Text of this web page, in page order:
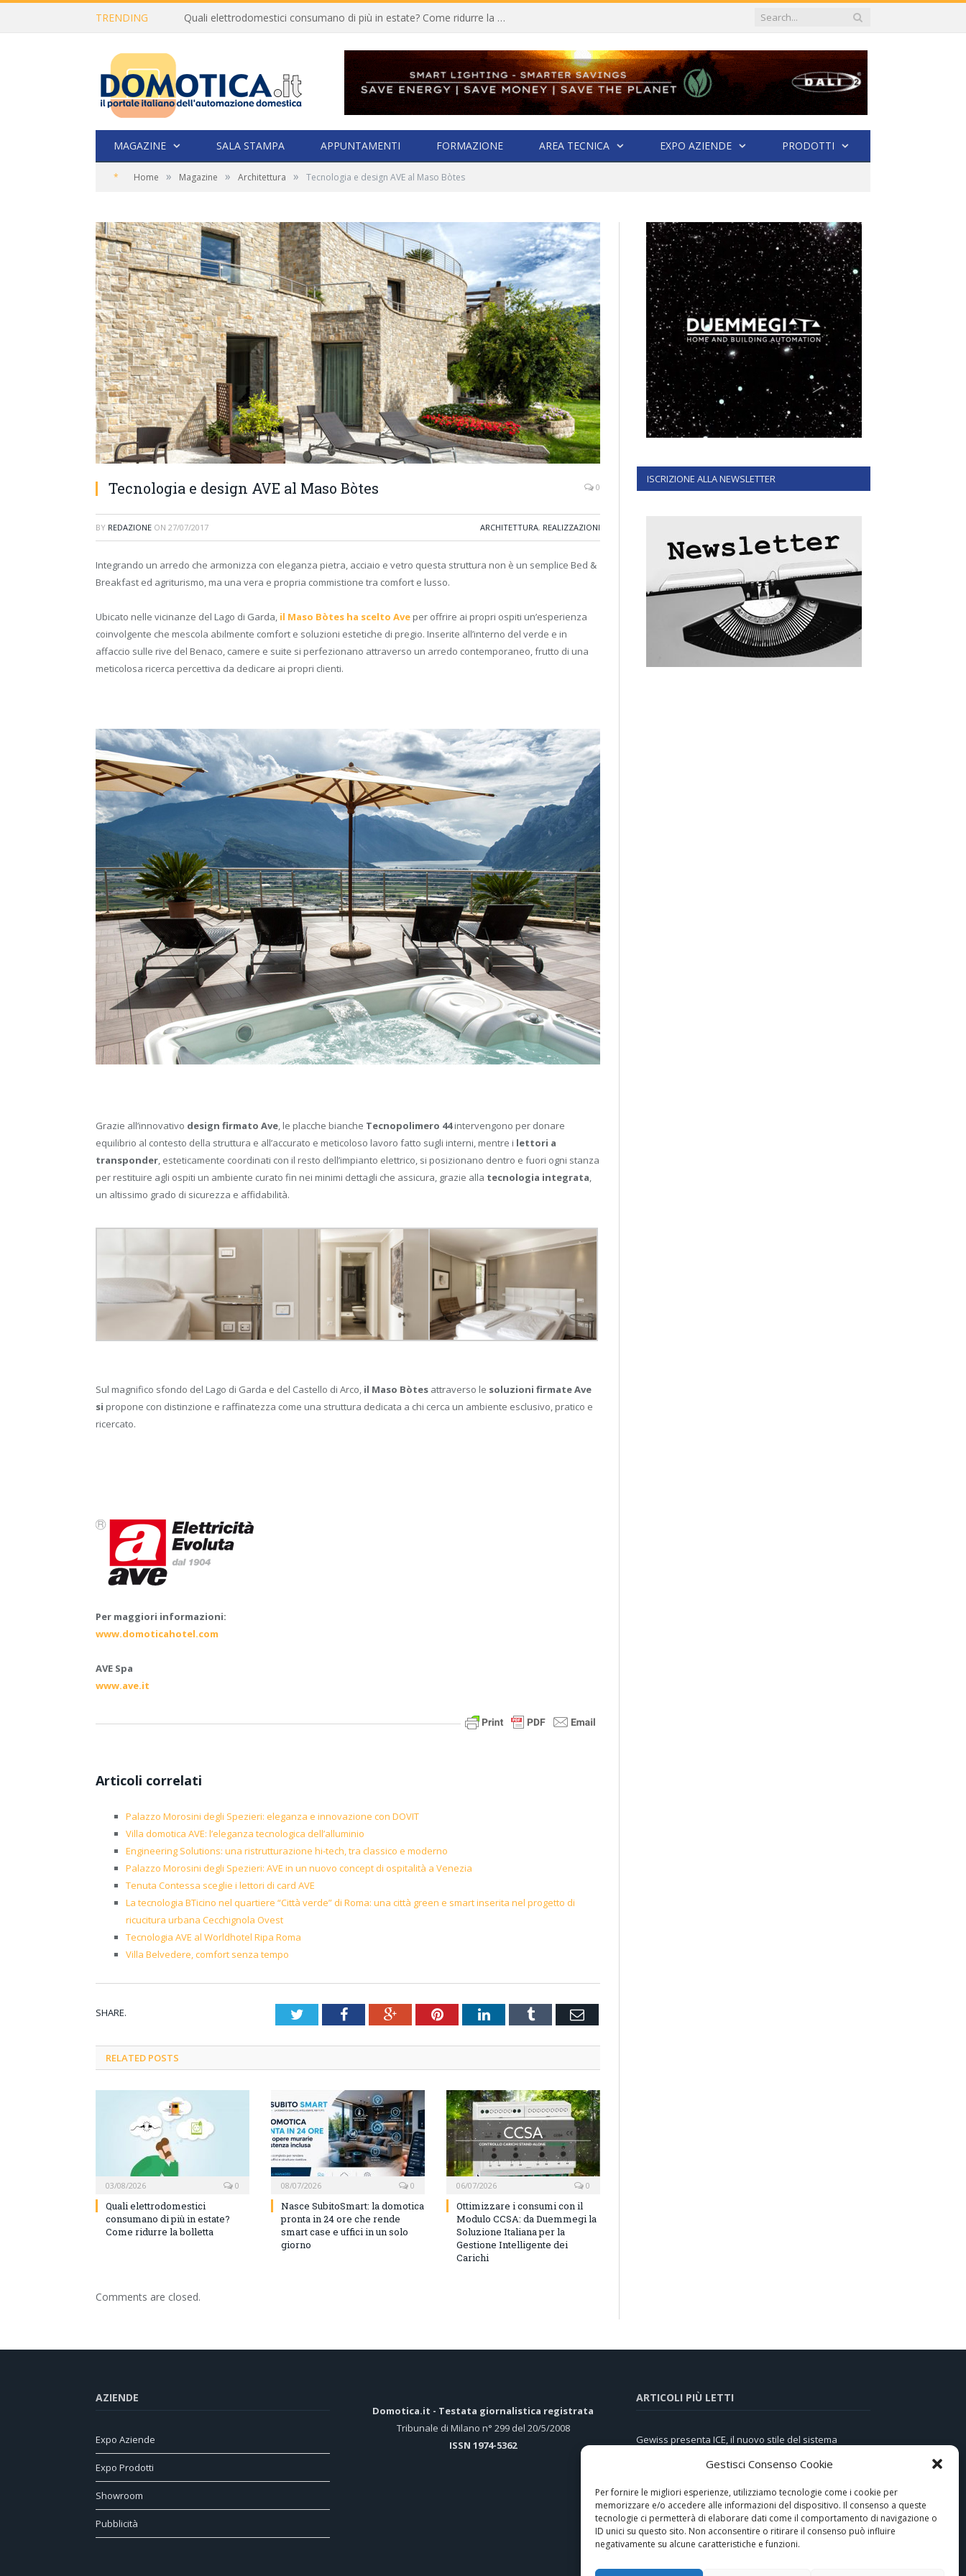
Gestisci Consenso Cookie
Per fornire le migliori esperienze, utilizziamo tecnologie come i cookie per
memorizzare e/o accedere alle informazioni del dispositivo. Il consenso a queste
tecnologie ci permetterà di elaborare dati come il comportamento di navigazione o
ID unici su questo sito. Non acconsentire o ritirare il consenso può influire
negativamente su alcune caratteristiche e funzioni.
TRENDING Quali elettrodomestici consumano di più in estate? Come ridurre la bolletta
MAGAZINE SALA STAMPA APPUNTAMENTI FORMAZIONE AREA TECNICA EXPO AZIENDE PRODOTTI
* Home » Magazine » Architettura » Tecnologia e design AVE al Maso Bòtes
Tecnologia e design AVE al Maso Bòtes 0
BY REDAZIONE ON 27/07/2017 ARCHITETTURA, REALIZZAZIONI
Integrando un arredo che armonizza con eleganza pietra, acciaio e vetro questa struttura non è un semplice Bed &
Breakfast ed agriturismo, ma una vera e propria commistione tra comfort e lusso.
Ubicato nelle vicinanze del Lago di Garda, il Maso Bòtes ha scelto Ave per offrire ai propri ospiti un’esperienza
coinvolgente che mescola abilmente comfort e soluzioni estetiche di pregio. Inserite all’interno del verde e in
affaccio sulle rive del Benaco, camere e suite si perfezionano attraverso un arredo contemporaneo, frutto di una
meticolosa ricerca percettiva da dedicare ai propri clienti.
Grazie all’innovativo design firmato Ave, le placche bianche Tecnopolimero 44intervengono per donare
equilibrio al contesto della struttura e all’accurato e meticoloso lavoro fatto sugli interni, mentre i lettori a
transponder, esteticamente coordinati con il resto dell’impianto elettrico, si posizionano dentro e fuori ogni stanza
per restituire agli ospiti un ambiente curato fin nei minimi dettagli che assicura, grazie alla tecnologia integrata,
un altissimo grado di sicurezza e affidabilità.
Sul magnifico sfondo del Lago di Garda e del Castello di Arco, il Maso Bòtes attraverso le soluzioni firmate Ave
si propone con distinzione e raffinatezza come una struttura dedicata a chi cerca un ambiente esclusivo, pratico e
ricercato.
Per maggiori informazioni:
www.domoticahotel.com
AVE Spa
www.ave.it
Articoli correlati
Palazzo Morosini degli Spezieri: eleganza e innovazione con DOVIT
Villa domotica AVE: l’eleganza tecnologica dell’alluminio
Engineering Solutions: una ristrutturazione hi-tech, tra classico e moderno
Palazzo Morosini degli Spezieri: AVE in un nuovo concept di ospitalità a Venezia
Tenuta Contessa sceglie i lettori di card AVE
La tecnologia BTicino nel quartiere “Città verde” di Roma: una città green e smart inserita nel progetto di
ricucitura urbana Cecchignola Ovest
Tecnologia AVE al Worldhotel Ripa Roma
Villa Belvedere, comfort senza tempo
SHARE. TwitterFacebookGoogle+PinterestLinkedInTumblr Email
RELATED POSTS
03/08/2026 0
Quali elettrodomestici
consumano di più in estate?
Come ridurre la bolletta
08/07/2026 0
Nasce SubitoSmart: la domotica
pronta in 24 ore che rende
smart case e uffici in un solo
giorno
06/07/2026 0
Ottimizzare i consumi con il
Modulo CCSA: da Duemmegi la
Soluzione Italiana per la
Gestione Intelligente dei
Carichi
Comments are closed.
ISCRIZIONE ALLA NEWSLETTER
AZIENDE
Expo Aziende
Expo Prodotti
Showroom
Pubblicità
Domotica.it - Testata giornalistica registrata
Tribunale di Milano n° 299 del 20/5/2008
ISSN 1974-5362
ARTICOLI PIÙ LETTI
Gewiss presenta ICE, il nuovo stile del sistema
Disco di memoria virtuale di Photoshop pieno su
Mac? 4 modi per pulirlo